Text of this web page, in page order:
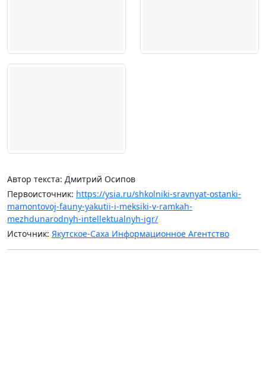
Автор текста: Дмитрий Осипов
Первоисточник: https://ysia.ru/shkolniki-sravnyat-ostanki-
mamontovoj-fauny-yakutii-i-meksiki-v-ramkah-
mezhdunarodnyh-intellektualnyh-igr/
Источник: Якутское-Саха Информационное Агентство